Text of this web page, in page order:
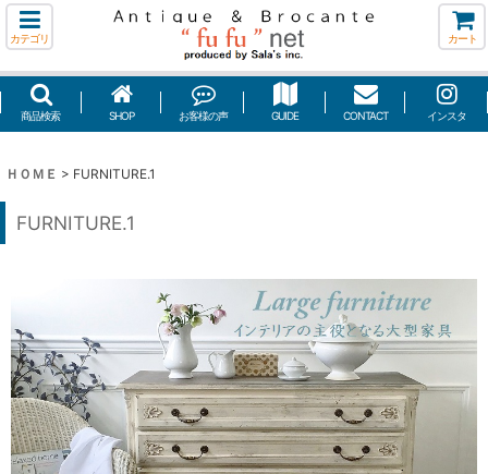
カテゴリ カート
商品検索 SHOP お客様の声 GUIDE CONTACT インスタ
ＨＯＭＥ > FURNITURE.1
FURNITURE.1